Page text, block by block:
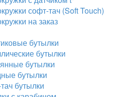
софт-тач (Soft Touch)
на заказ
бутылки
бутылки
бутылки
бутылки
бутылки